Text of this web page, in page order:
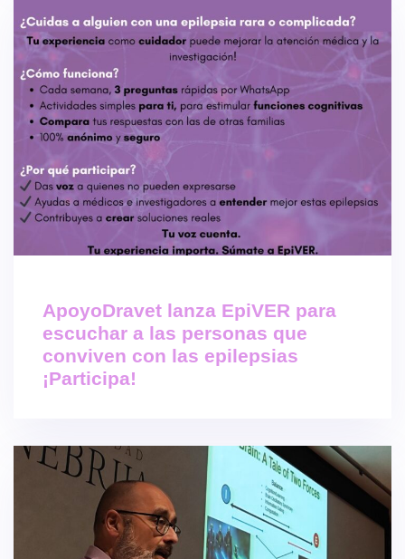
ApoyoDravet lanza EpiVER para
escuchar a las personas que
conviven con las epilepsias
¡Participa!